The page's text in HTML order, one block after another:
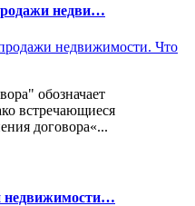
недви…
обозначает
встречающиеся
договора«...
недвижимости…